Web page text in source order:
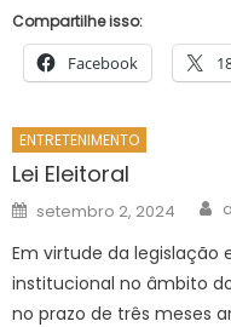
Compartilhe isso:
Facebook
ENTRETENIMENTO
Lei Eleitoral
Posted
on
setembro 2, 2024
Em virtude da
institucional no âmbito
no prazo de três meses